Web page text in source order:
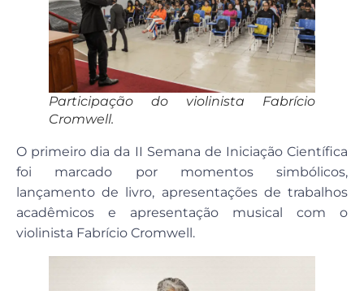
Participação do violinista Fabrício
Cromwell.
O primeiro dia da II Semana de Iniciação Científica
foi marcado por momentos simbólicos,
lançamento de livro, apresentações de trabalhos
acadêmicos e apresentação musical com o
violinista Fabrício Cromwell.